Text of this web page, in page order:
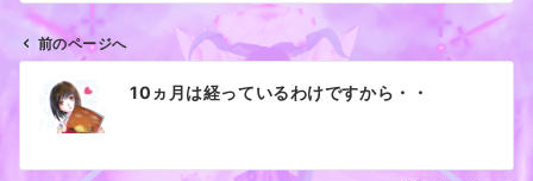
前のページへ
10ヵ月は経っているわけですから・・